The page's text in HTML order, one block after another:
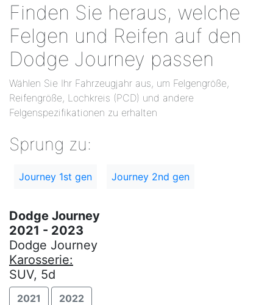
Finden Sie heraus, welche
Felgen und Reifen auf den
Dodge Journey passen
Wählen Sie Ihr Fahrzeugjahr aus, um Felgengröße,
Reifengröße, Lochkreis (PCD) und andere
Felgenspezifikationen zu erhalten
Sprung zu:
Journey 1st gen Journey 2nd gen
Dodge Journey
2021 - 2023
Dodge Journey
Karosserie:
SUV, 5d
2021 2022